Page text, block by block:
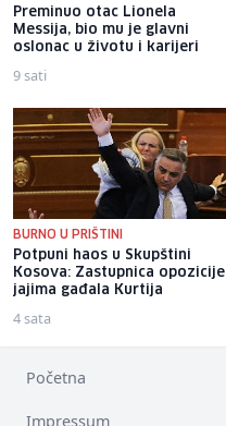
Preminuo otac Lionela
Messija, bio mu je glavni
oslonac u životu i karijeri
9 sati
BURNO U PRIŠTINI
Potpuni haos u Skupštini
Kosova: Zastupnica opozicije
jajima gađala Kurtija
4 sata
Početna
Impressum